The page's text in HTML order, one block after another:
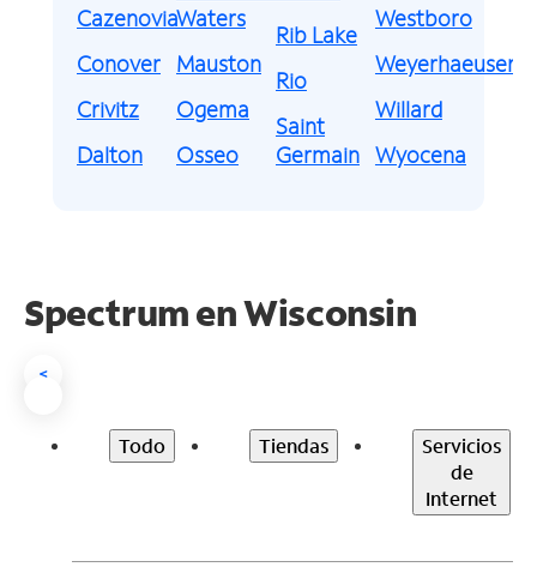
Cazenovia
Conover
Crivitz
Dalton
Waters
Mauston
Ogema
Osseo
Rib Lake
Rio
Saint
Germain
Westboro
Weyerhaeuser
Willard
Wyocena
Spectrum enWisconsin
<
Todo Tiendas
Servicios
de
Internet